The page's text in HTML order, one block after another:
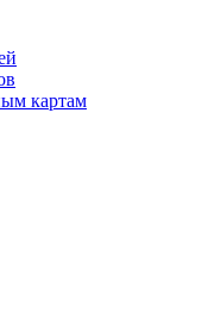
картам